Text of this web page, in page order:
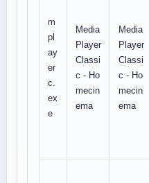
m
pl
ay
er
c.
ex
e
Media
Player
Classi
c - Ho
mecin
ema
Media
Player
Classi
c - Ho
mecin
ema